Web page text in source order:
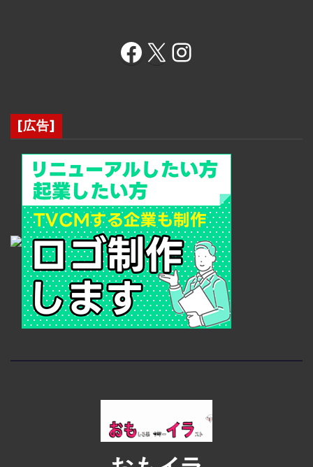
Facebook X Instagram
[広告]